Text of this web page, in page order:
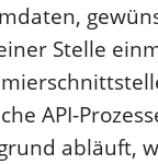
Stelle
API-
abläuft,